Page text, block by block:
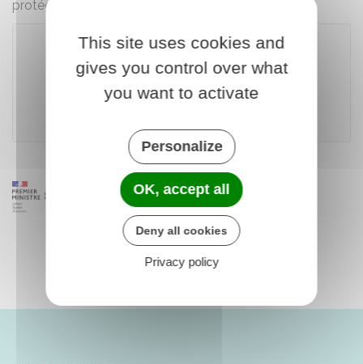
protégées.
Télécharger le formulaire (828.1 KB)
This site uses cookies and
gives you control over what
you want to activate
Personalize
OK, accept all
Deny all cookies
Privacy policy